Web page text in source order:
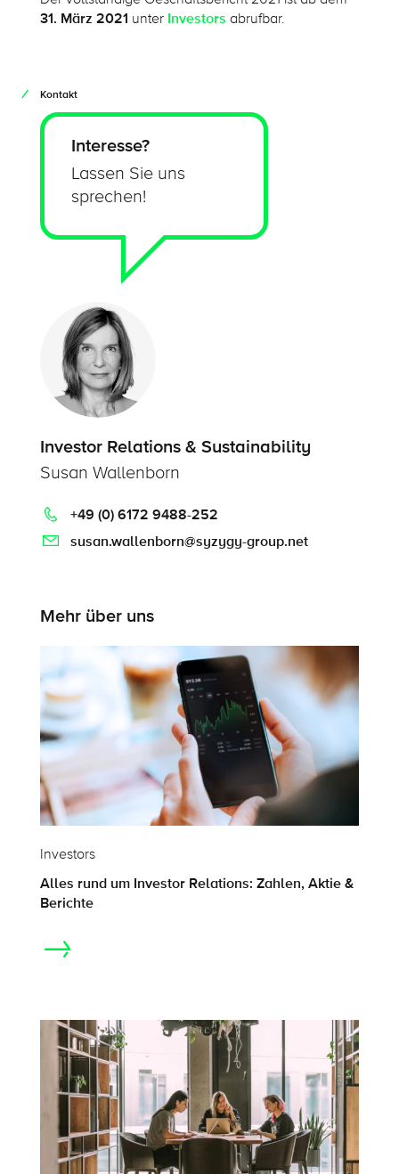
31. März 2021 unter Investors abrufbar.
Kontakt
Interesse?
Lassen Sie uns
sprechen!
Investor Relations & Sustainability
Susan Wallenborn
+49 (0) 6172 9488-252
susan.wallenborn@syzygy-group.net
Mehr über uns
Investors
Alles rund um Investor Relations: Zahlen, Aktie &
Berichte